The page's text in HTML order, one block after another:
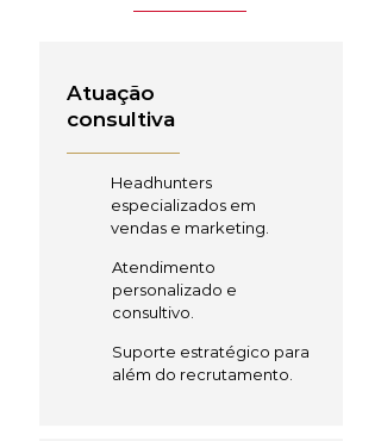
Atuação
consultiva
Headhunters
especializados em
vendas e marketing.
Atendimento
personalizado e
consultivo.
Suporte estratégico para
além do recrutamento.